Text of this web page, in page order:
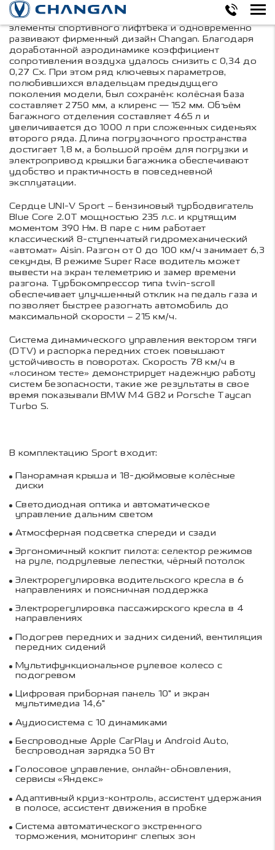
Тщательно продуманные пропорции кузова
(4740×1838×1430) подчеркивают классические
элементы спортивного лифтбека и одновременно
развивают фирменный дизайн Changan. Благодаря
доработанной аэродинамике коэффициент
сопротивления воздуха удалось снизить с 0,34 до
0,27 Cx. При этом ряд ключевых параметров,
полюбившихся владельцам предыдущего
поколения модели, был сохранён: колёсная база
составляет 2750 мм, а клиренс — 152 мм. Объём
багажного отделения составляет 465 л и
увеличивается до 1000 л при сложенных сиденьях
второго ряда. Длина погрузочного пространства
достигает 1,8 м, а большой проём для погрузки и
электропривод крышки багажника обеспечивают
удобство и практичность в повседневной
эксплуатации.
Сердце UNI-V Sport – бензиновый турбодвигатель
Blue Core 2.0T мощностью 235 л.с. и крутящим
моментом 390 Нм. В паре с ним работает
классический 8-ступенчатый гидромеханический
«автомат» Aisin. Разгон от 0 до 100 км/ч занимает 6,3
секунды, В режиме Super Race водитель может
вывести на экран телеметрию и замер времени
разгона. Турбокомпрессор типа twin-scroll
обеспечивает улучшенный отклик на педаль газа и
позволяет быстрее разогнать автомобиль до
максимальной скорости – 215 км/ч.
Система динамического управления вектором тяги
(DTV) и распорка передних стоек повышают
устойчивость в поворотах. Скорость 78 км/ч в
«лосином тесте» демонстрирует надежную работу
систем безопасности, такие же результаты в свое
время показывали BMW M4 G82 и Porsche Taycan
Turbo S.
В комплектацию Sport входит:
Панорамная крыша и 18-дюймовые колёсные
диски
Светодиодная оптика и автоматическое
управление дальним светом
Атмосферная подсветка спереди и сзади
Эргономичный кокпит пилота: селектор режимов
на руле, подрулевые лепестки, чёрный потолок
Электрорегулировка водительского кресла в 6
направлениях и поясничная поддержка
Электрорегулировка пассажирского кресла в 4
направлениях
Подогрев передних и задних сидений, вентиляция
передних сидений
Мультифункциональное рулевое колесо с
подогревом
Цифровая приборная панель 10" и экран
мультимедиа 14,6"
Аудиосистема с 10 динамиками
Беспроводные Apple CarPlay и Android Auto,
беспроводная зарядка 50 Вт
Голосовое управление, онлайн-обновления,
сервисы «Яндекс»
Адаптивный круиз-контроль, ассистент удержания
в полосе, ассистент движения в пробке
Система автоматического экстренного
торможения, мониторинг слепых зон